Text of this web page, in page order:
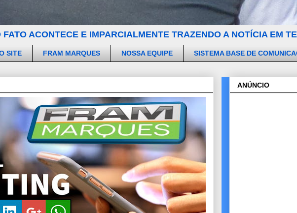
ACONTECE E IMPARCIALMENTE TRAZENDO A NOTÍCIA EM
SITE FRAM MARQUES NOSSA EQUIPE SISTEMA BASE DE
ANÚNCIO